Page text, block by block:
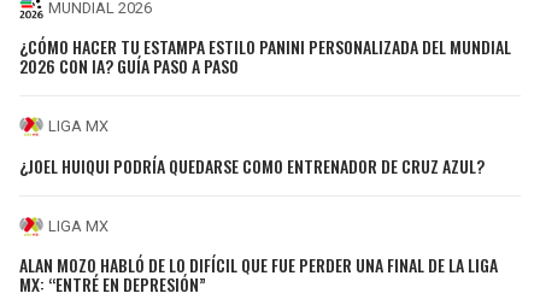
MUNDIAL 2026
¿CÓMO HACER TU ESTAMPA ESTILO PANINI PERSONALIZADA DEL MUNDIAL
2026 CON IA? GUÍA PASO A PASO
LIGA MX
¿JOEL HUIQUI PODRÍA QUEDARSE COMO ENTRENADOR DE CRUZ AZUL?
LIGA MX
ALAN MOZO HABLÓ DE LO DIFÍCIL QUE FUE PERDER UNA FINAL DE LA LIGA
MX: “ENTRÉ EN DEPRESIÓN”